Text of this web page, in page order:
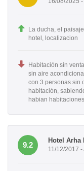
La ducha, el
hotel, localizacion
Habitación sin
sin aire
con 3 personas sin
habitación,
habian
9.2
Hotel Arha
11/12/2017